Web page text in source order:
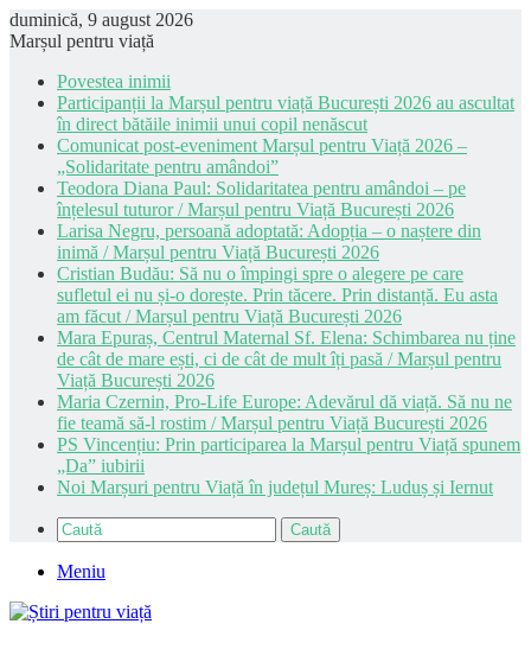
duminică, 9 august 2026
Marșul pentru viață
Povestea inimii
Participanții la Marșul pentru viață București 2026 au ascultat
în direct bătăile inimii unui copil nenăscut
Comunicat post-eveniment Marșul pentru Viață 2026 –
„Solidaritate pentru amândoi”
Teodora Diana Paul: Solidaritatea pentru amândoi – pe
înțelesul tuturor / Marșul pentru Viață București 2026
Larisa Negru, persoană adoptată: Adopția – o naștere din
inimă / Marșul pentru Viață București 2026
Cristian Budău: Să nu o împingi spre o alegere pe care
sufletul ei nu și-o dorește. Prin tăcere. Prin distanță. Eu asta
am făcut / Marșul pentru Viață București 2026
Mara Epuraș, Centrul Maternal Sf. Elena: Schimbarea nu ține
de cât de mare ești, ci de cât de mult îți pasă / Marșul pentru
Viață București 2026
Maria Czernin, Pro-Life Europe: Adevărul dă viață. Să nu ne
fie teamă să-l rostim / Marșul pentru Viață București 2026
PS Vincențiu: Prin participarea la Marșul pentru Viață spunem
„Da” iubirii
Noi Marșuri pentru Viață în județul Mureș: Luduș și Iernut
Caută
Meniu